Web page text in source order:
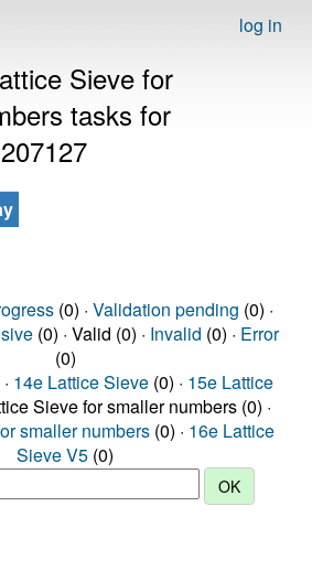
log in
Sieve for
tasks for
(0) · Validation pending (0) ·
(0) · Valid (0) · Invalid (0) · Error
(0)
14e Lattice Sieve (0) · 15e Lattice
Sieve for smaller numbers (0) ·
smaller numbers (0) · 16e Lattice
Sieve V5 (0)